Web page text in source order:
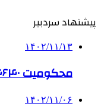
پیشنهاد سردبیر
۱۴۰۲/۱۱/۱۳
محکومیت ۴۶۴۰ میلیاردی اخلالگران بازار ارز
۱۴۰۲/۱۱/۰۶